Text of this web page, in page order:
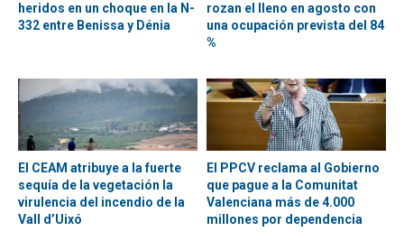
heridos en un choque en la N-
332 entre Benissa y Dénia
rozan el lleno en agosto con
una ocupación prevista del 84
%
El CEAM atribuye a la fuerte
sequía de la vegetación la
virulencia del incendio de la
Vall d’Uixó
El PPCV reclama al Gobierno
que pague a la Comunitat
Valenciana más de 4.000
millones por dependencia